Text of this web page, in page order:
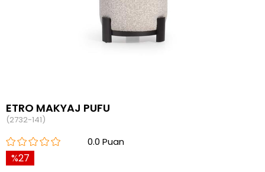
ETRO MAKYAJ PUFU
(2732-141)
0.0
27